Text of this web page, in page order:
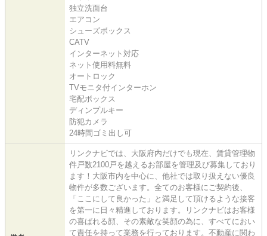
独立洗面台
エアコン
シューズボックス
CATV
インターネット対応
ネット使用料無料
オートロック
TVモニタ付インターホン
宅配ボックス
ディンプルキー
防犯カメラ
24時間ゴミ出し可
リンクナビでは、大阪府内だけでも現在、賃貸管理物
件戸数2100戸を越えるお部屋を管理及び募集しており
ます！大阪市内を中心に、他社では取り扱えない優良
物件が多数ございます。全てのお客様にご契約後、
「ここにして良かった」と満足して頂けるような接客
を第一に日々精進しております。リンクナビはお客様
の喜ばれる顔、その素敵な笑顔の為に、すべてにおい
て責任を持って業務を行っております。不動産に関わ